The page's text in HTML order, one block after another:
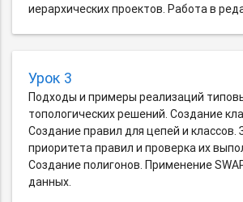
иерархических проектов. Работа в
Урок 3
Подходы и примеры реализаций
топологических решений. Создание
Создание правил для цепей и классов.
приоритета правил и проверка их
Создание полигонов. Применение
данных.